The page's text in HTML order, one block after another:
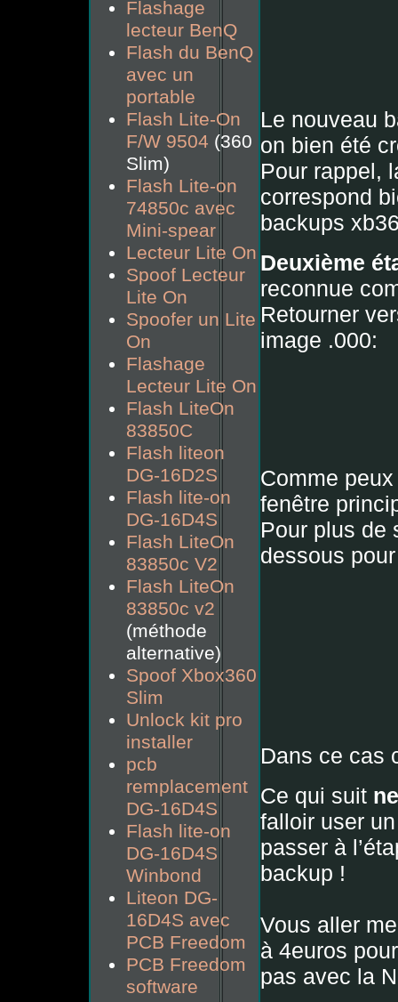
Flashage
lecteur BenQ
Flash du BenQ
avec un
portable
Flash Lite-On
F/W 9504 (360
Slim)
Flash Lite-on
74850c avec
Mini-spear
Lecteur Lite On
Spoof Lecteur
Lite On
Spoofer un Lite
On
Flashage
Lecteur Lite On
Flash LiteOn
83850C
Flash liteon
DG-16D2S
Flash lite-on
DG-16D4S
Flash LiteOn
83850c V2
Flash LiteOn
83850c v2
(méthode
alternative)
Spoof Xbox360
Slim
Unlock kit pro
installer
pcb
remplacement
DG-16D4S
Flash lite-on
DG-16D4S
Winbond
Liteon DG-
16D4S avec
PCB Freedom
PCB Freedom
software
Le nouveau
on bien été
Pour rappel,
correspond
backups
Deuxième
reconnue
Retourner
image .000:
Comme
fenêtre
Pour plus de
dessous
Dans ce cas
Ce qui suit
falloir user
passer à
backup !
Vous aller
à 4euros
pas avec la